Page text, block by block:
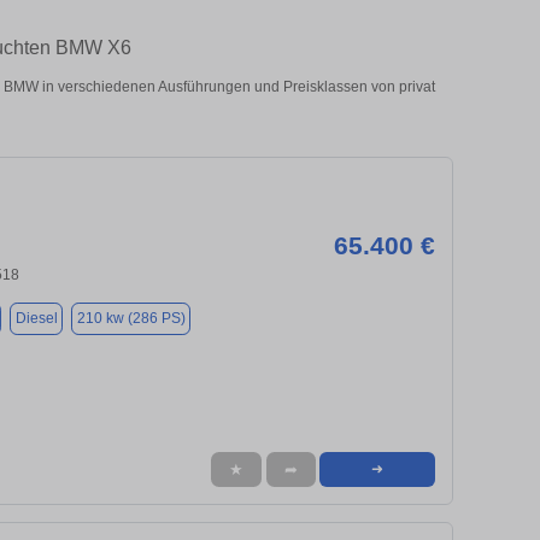
BMW X6
in verschiedenen Ausführungen und Preisklassen von privat
65.400 €
Diesel 210 kw (286 PS)
★ ➦ ➜